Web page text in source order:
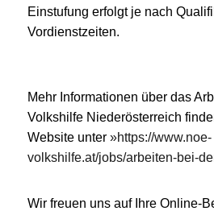
Einstufung erfolgt je nach
Vordienstzeiten.
Mehr Informationen über das
Volkshilfe Niederösterreich
Website unter
https://www.noe-
volkshilfe.at/jobs/arbeiten-bei-
Wir freuen uns auf Ihre Online-